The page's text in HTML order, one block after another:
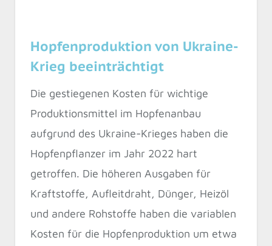
Hopfenproduktion von Ukraine-
Krieg beeinträchtigt
Die gestiegenen Kosten für wichtige
Produktionsmittel im Hopfenanbau
aufgrund des Ukraine-Krieges haben die
Hopfenpflanzer im Jahr 2022 hart
getroffen. Die höheren Ausgaben für
Kraftstoffe, Aufleitdraht, Dünger, Heizöl
und andere Rohstoffe haben die variablen
Kosten für die Hopfenproduktion um etwa